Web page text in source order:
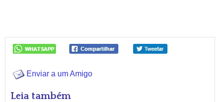
Enviar a um Amigo
Leia também